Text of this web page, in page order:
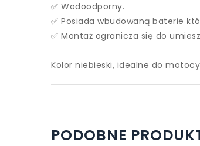
✅ Wodoodporny.
✅ Posiada wbudowaną baterie
✅ Montaż ogranicza się do
Kolor niebieski, idealne do
PODOBNE